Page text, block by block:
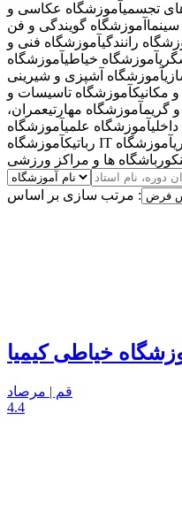
تجسمیآموزشگاه عکاسی و
آموزشگاه گویندگی و فن
رانندگیآموزشگاه فنی و
آموزشگاه خیاطیآموزشگاه
آموزشگاه آشپزی و شیرینی
مکانیکآموزشگاه تاسیسات و
گریمآموزشگاه مهارتیعمران،
آموزشگاه علمیآموزشگاه
رباتیک
آموزشگاه
باشگاه ها و مراکز ورزشی
مرتب سازی بر اساس :
خیاطی کیمیا
قم | مرصاد
4.4